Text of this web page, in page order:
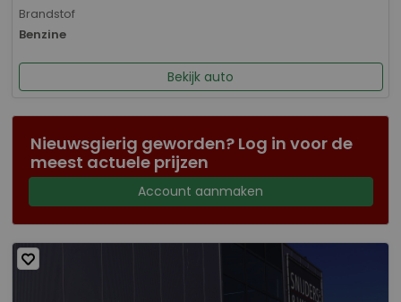
Brandstof
Benzine
Bekijk auto
Nieuwsgierig geworden? Log in voor de
meest actuele prijzen
Account aanmaken